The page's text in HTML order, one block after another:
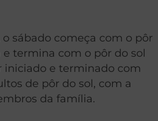
o sábado começa com o pôr
e termina com o pôr do sol
iniciado e terminado com
de pôr do sol, com a
da família.